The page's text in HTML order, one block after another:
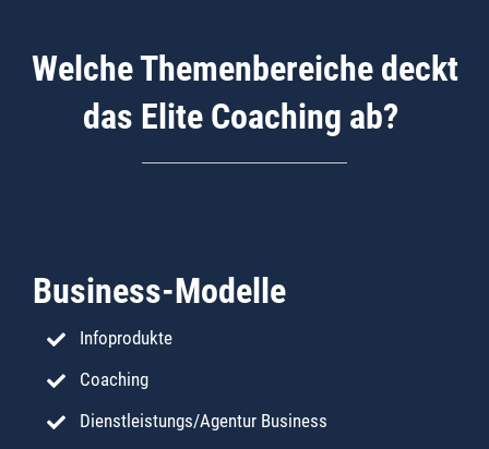
Welche Themenbereiche deckt
das Elite Coaching ab?
Business-Modelle
Infoprodukte
Coaching
Dienstleistungs/Agentur Business